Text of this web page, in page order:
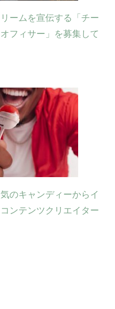
ームを宣伝する「チー
フィサー」を募集して
のキャンディーからイ
ンテンツクリエイター